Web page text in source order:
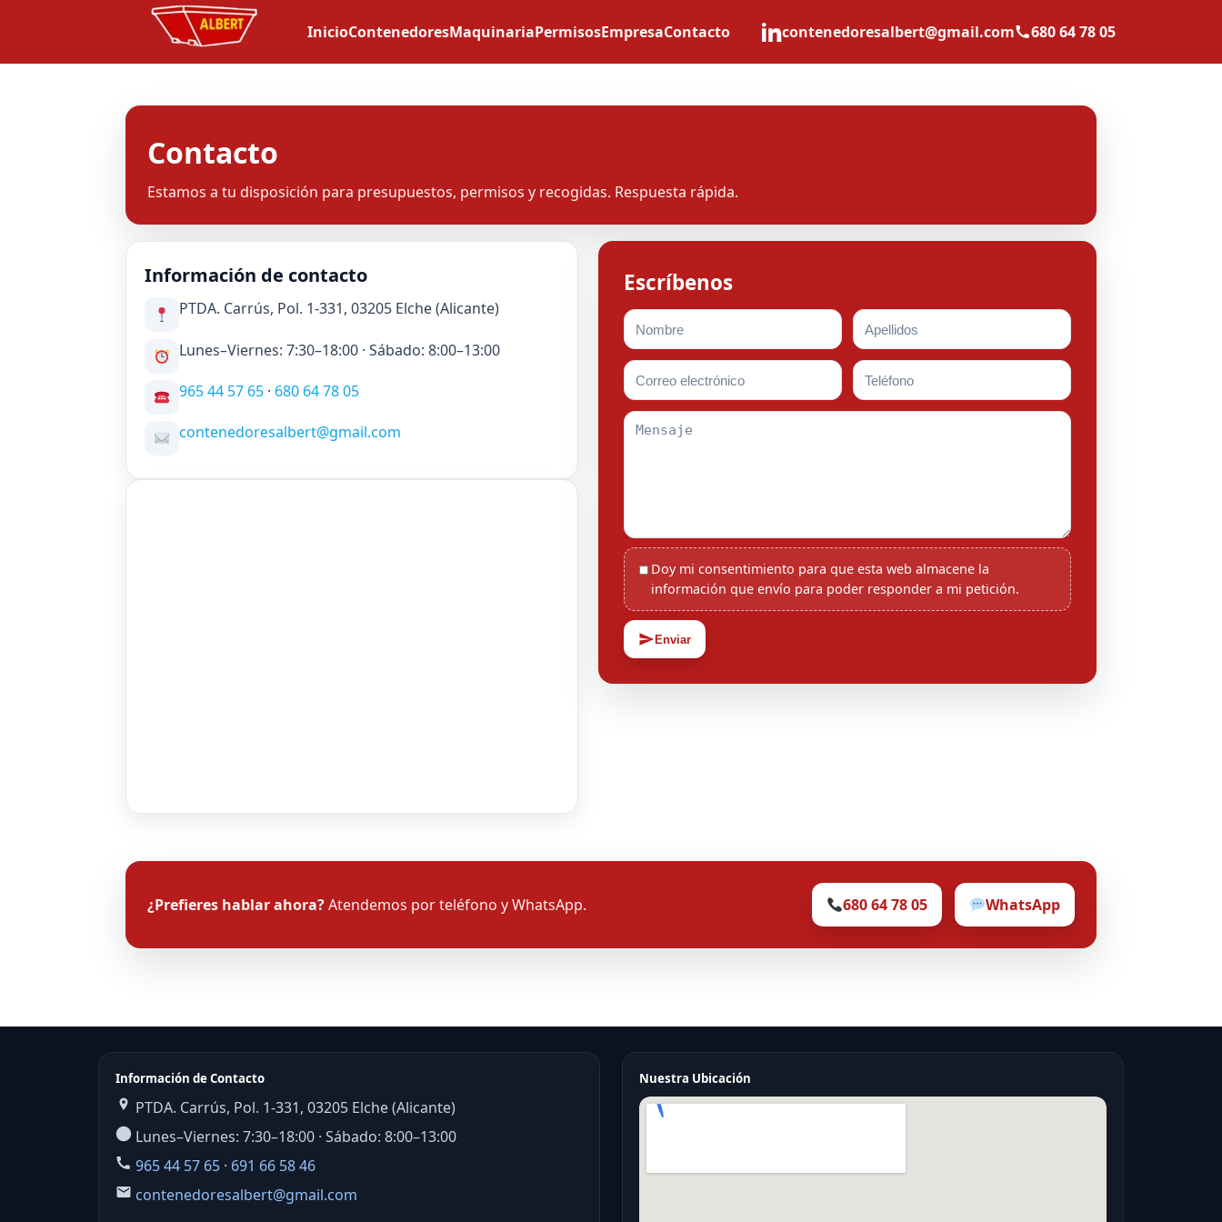
InicioContenedoresMaquinariaPermisosEmpresaContacto contenedoresalbert@gmail.com 680 64 78 05
Contacto
Estamos a tu disposición para presupuestos, permisos y recogidas. Respuesta rápida.
Información de contacto
PTDA. Carrús, Pol. 1-331, 03205 Elche (Alicante)
Lunes–Viernes: 7:30–18:00 · Sábado: 8:00–13:00
965 44 57 65 · 680 64 78 05
contenedoresalbert@gmail.com
Escríbenos
Doy mi consentimiento para que esta web almacene la
información que envío para poder responder a mi petición.
Enviar
¿Prefieres hablar ahora?Atendemos por teléfono y WhatsApp. 680 64 78 05 WhatsApp
Información de Contacto
PTDA. Carrús, Pol. 1-331, 03205 Elche (Alicante)
Lunes–Viernes: 7:30–18:00 · Sábado: 8:00–13:00
965 44 57 65· 691 66 58 46
contenedoresalbert@gmail.com
Nuestra Ubicación